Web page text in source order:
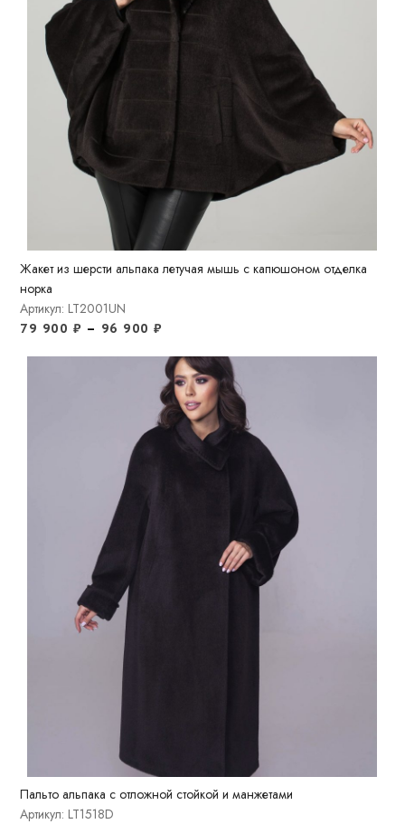
Жакет из шерсти альпака летучая мышь с капюшоном отделка
норка
Артикул: LT2001UN
79 900 ₽ – 96 900₽
Пальто альпака с отложной стойкой и манжетами
Артикул: LT1518D